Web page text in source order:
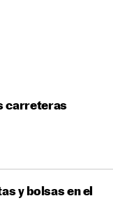
carreteras
y bolsas en el